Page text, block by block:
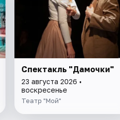
Спектакль "Дамочки"
23 августа 2026 •
воскресенье
Театр "Мой"